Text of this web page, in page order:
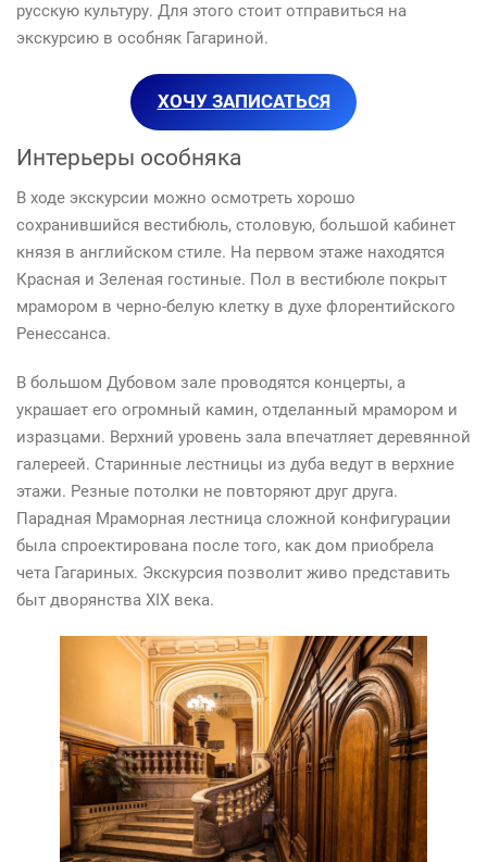
русскую культуру. Для этого стоит отправиться на
экскурсию в особняк Гагариной.
ХОЧУ ЗАПИСАТЬСЯ
Интерьеры особняка
В ходе экскурсии можно осмотреть хорошо
сохранившийся вестибюль, столовую, большой кабинет
князя в английском стиле. На первом этаже находятся
Красная и Зеленая гостиные. Пол в вестибюле покрыт
мрамором в черно-белую клетку в духе флорентийского
Ренессанса.
В большом Дубовом зале проводятся концерты, а
украшает его огромный камин, отделанный мрамором и
изразцами. Верхний уровень зала впечатляет деревянной
галереей. Старинные лестницы из дуба ведут в верхние
этажи. Резные потолки не повторяют друг друга.
Парадная Мраморная лестница сложной конфигурации
была спроектирована после того, как дом приобрела
чета Гагариных. Экскурсия позволит живо представить
быт дворянства XIX века.